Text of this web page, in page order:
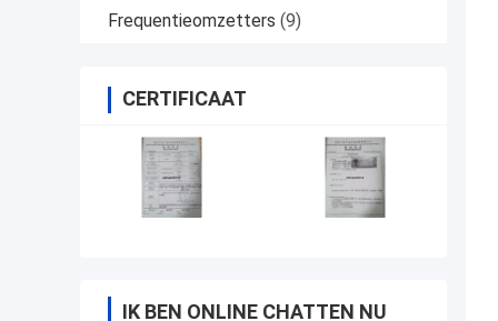
Frequentieomzetters (9)
CERTIFICAAT
IK BEN ONLINE CHATTEN NU